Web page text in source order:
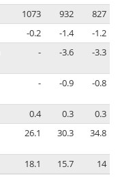
1073 932
827
-0.2 -1.4
-1.2
- -3.6 -3.3
- -0.9 -0.8
0.4 0.3
0.3
26.1 30.3 34.8
18.1 15.7 14